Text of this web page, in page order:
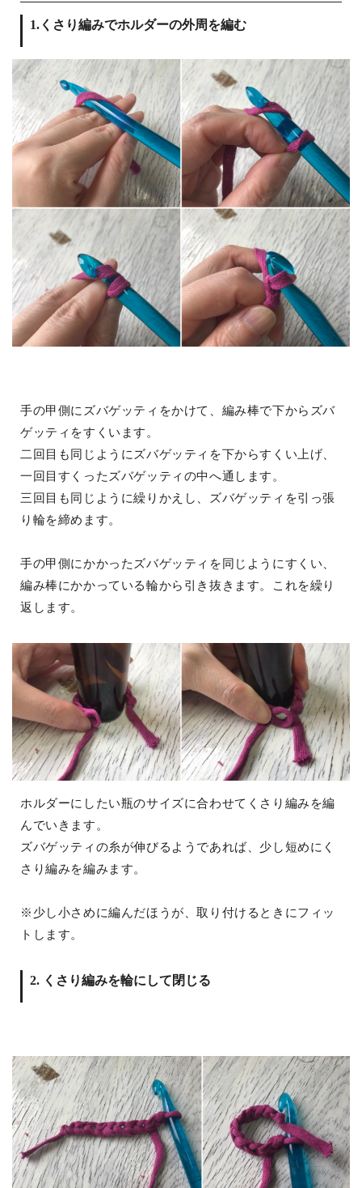
1.くさり編みでホルダーの外周を編む
手の甲側にズバゲッティをかけて、編み棒で下からズバ
ゲッティをすくいます。
二回目も同じようにズバゲッティを下からすくい上げ、
一回目すくったズバゲッティの中へ通します。
三回目も同じように繰りかえし、ズバゲッティを引っ張
り輪を締めます。
手の甲側にかかったズバゲッティを同じようにすくい、
編み棒にかかっている輪から引き抜きます。これを繰り
返します。
ホルダーにしたい瓶のサイズに合わせてくさり編みを編
んでいきます。
ズバゲッティの糸が伸びるようであれば、少し短めにく
さり編みを編みます。
※少し小さめに編んだほうが、取り付けるときにフィッ
トします。
2. くさり編みを輪にして閉じる